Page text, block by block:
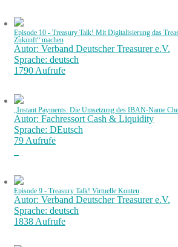
Episode 10 - Treasury Talk! Mit Digitalisierung das
Zukunft“ machen
Autor: Verband Deutscher Treasurer e.V.
Sprache: deutsch
1790 Aufrufe
„Instant Payments: Die Umsetzung des IBAN-Name
Autor: Fachressort Cash & Liquidity
Sprache: DEutsch
79 Aufrufe
Episode 9 - Treasury Talk! Virtuelle Konten
Autor: Verband Deutscher Treasurer e.V.
Sprache: deutsch
1838 Aufrufe